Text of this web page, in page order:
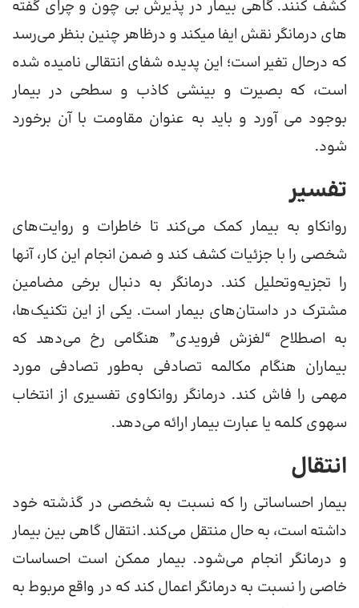
کشف کنند. گاهی بیمار در پذیرش بی چون و چرای گفته
های درمانگر نقش ایفا میکند و درظاهر چنین بنظر می‌رسد
که درحال تغیر است؛ این پدیده شفای انتقالی نامیده شده
است، که بصیرت و بینشی کاذب و سطحی در بیمار
بوجود می آورد و باید به عنوان مقاومت با آن برخورد
شود.
تفسیر
روانکاو به بیمار کمک می‌کند تا خاطرات و روایت‌های
شخصی را با جزئیات کشف کند و ضمن انجام این کار، آنها
را تجزیه‌وتحلیل کند. درمانگر به دنبال برخی مضامین
مشترک در داستان‌های بیمار است. یکی از این تکنیک‌ها،
به اصطلاح “لغزش فرویدی” هنگامی رخ می‌دهد که
بیماران هنگام مکالمه تصادفی به‌طور تصادفی مورد
مهمی را فاش کند. درمانگر روانکاوی تفسیری از انتخاب
سهوی کلمه یا عبارت بیمار ارائه می‌دهد.
انتقال
بیمار احساساتی را که نسبت به شخصی در گذشته خود
داشته است، به حال منتقل می‌کند. انتقال گاهی بین بیمار
و درمانگر انجام می‌شود. بیمار ممکن است احساسات
خاصی را نسبت به درمانگر اعمال کند که در واقع مربوط به